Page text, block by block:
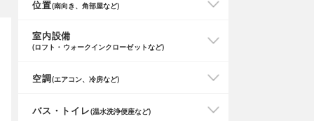
位置(南向き、角部屋など)
室内設備
(ロフト・ウォークインクローゼットなど)
空調(エアコン、冷房など)
バス・トイレ(温水洗浄便座など)